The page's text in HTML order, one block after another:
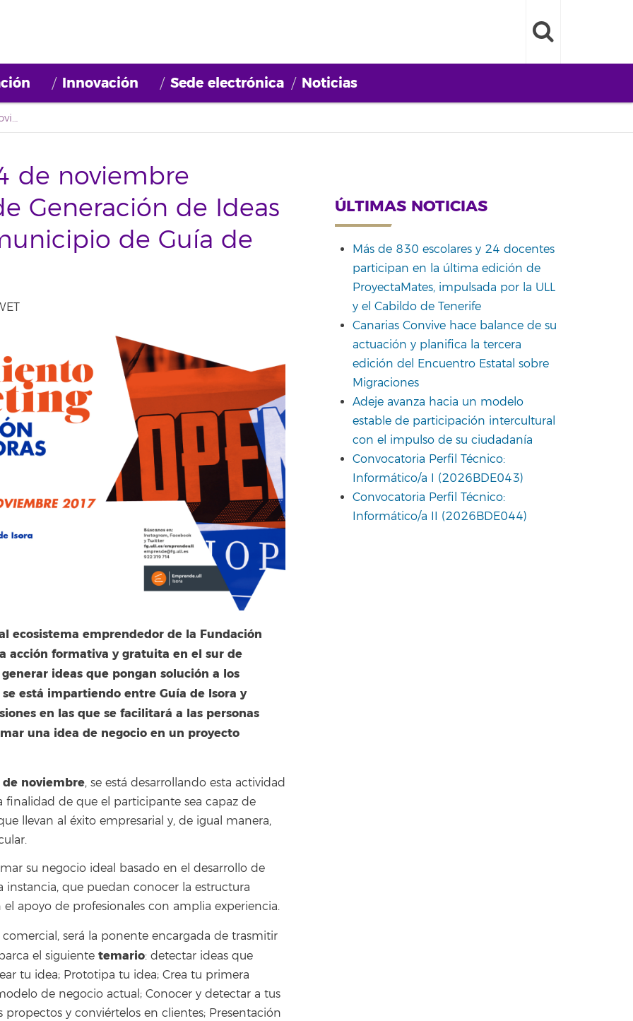
Innovación Sede electrónica Noticias
El pasado martes 14 de noviembre comenzó el “Taller de Generación de Ideas Innovadoras” en el municipio de Guía de Isora
de noviembre
Generación de Ideas
de Guía de
ecosistema emprendedor de la Fundación
acción formativa y gratuita en el sur de
ideas que pongan solución a los
está impartiendo entre Guía de Isora y
en las que se facilitará a las personas
una idea de negocio en un proyecto
noviembre, se está desarrollando esta actividad
de que el participante sea capaz de
llevan al éxito empresarial y, de igual manera,
su negocio ideal basado en el desarrollo de
instancia, que puedan conocer la estructura
apoyo de profesionales con amplia experiencia.
será la ponente encargada de trasmitir
el siguiente temario: detectar ideas que
tu idea; Prototipa tu idea; Crea tu primera
de negocio actual; Conocer y detectar a tus
y conviértelos en clientes; Presentación
ÚLTIMAS NOTICIAS
Más de 830 escolares y 24 docentes
participan en la última edición de
ProyectaMates, impulsada por la ULL
y el Cabildo de Tenerife
Canarias Convive hace balance de su
actuación y planifica la tercera
edición del Encuentro Estatal sobre
Migraciones
Adeje avanza hacia un modelo
estable de participación intercultural
con el impulso de su ciudadanía
Convocatoria Perfil Técnico:
Informático/a I (2026BDE043)
Convocatoria Perfil Técnico:
Informático/a II (2026BDE044)